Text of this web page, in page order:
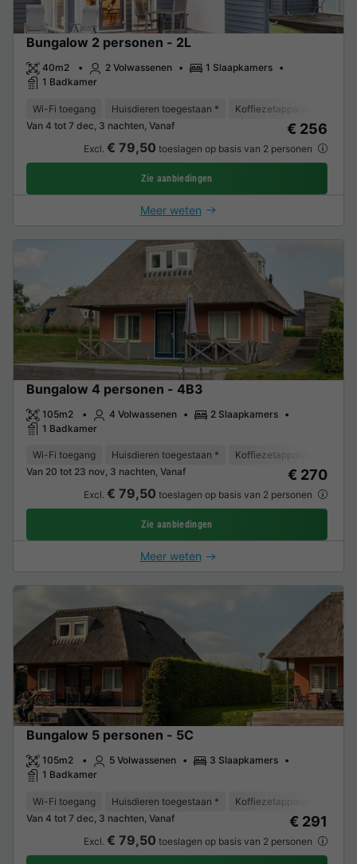
Bungalow 2 personen - 2L
40m2 2 Volwassenen
1 Slaapkamers
1 Badkamer
Wi-Fi toegang Huisdieren toegestaan * Koffiezetapparaat
Van 4 tot 7 dec, 3 nachten, Vanaf
€ 256
Excl. € 79,50 toeslagen op basis van 2 personen
Zie aanbiedingen
Meer weten
Bungalow 4 personen - 4B3
105m2 4 Volwassenen
2 Slaapkamers
1 Badkamer
Wi-Fi toegang Huisdieren toegestaan * Koffiezetapparaat
Van 20 tot 23 nov, 3 nachten, Vanaf
€ 270
Excl. € 79,50 toeslagen op basis van 2 personen
Zie aanbiedingen
Meer weten
Bungalow 5 personen - 5C
105m2 5 Volwassenen
3 Slaapkamers
1 Badkamer
Wi-Fi toegang Huisdieren toegestaan * Koffiezetapparaat
Van 4 tot 7 dec, 3 nachten, Vanaf
€ 291
Excl. € 79,50 toeslagen op basis van 2 personen